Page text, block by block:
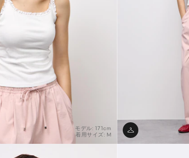
モデル: 171cm
着用サイズ: M